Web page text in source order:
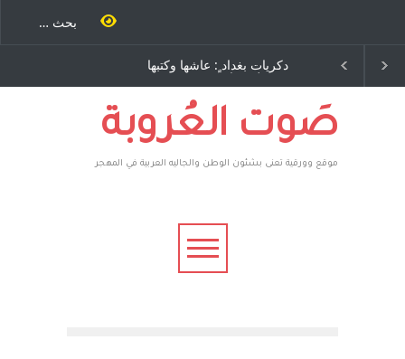
الاستيطان ومسلسل الخداع
المستمر - قلم : راسم عبيدات
عاشها وكتبها
الامريكية
صَوت العُروبة
موقع وورقية تعنى بشئون الوطن والجاليه العربية في المهجر